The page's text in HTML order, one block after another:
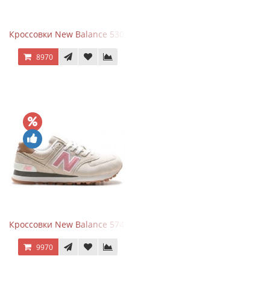
Кроссовки New Balance 530 White Silver Metallic
8970
Кроссовки New Balance 574 Power Beige Pink
9970